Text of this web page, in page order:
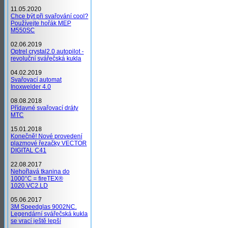
11.05.2020
Chce být při svařování cool?
Používejte hořák MEP
M550SC
02.06.2019
Optrel crystal2.0 autopilot -
revoluční svářečská kukla
04.02.2019
Svařovací automat
Inoxwelder 4.0
08.08.2018
Přídavné svařovací dráty
MTC
15.01.2018
Konečně! Nové provedení
plazmové řezačky VECTOR
DIGITAL C41
22.08.2017
Nehořlavá tkanina do
1000°C = fireTEX®
1020.VC2.LD
05.06.2017
3M Speedglas 9002NC.
Legendární svářečská kukla
se vrací ještě lepší